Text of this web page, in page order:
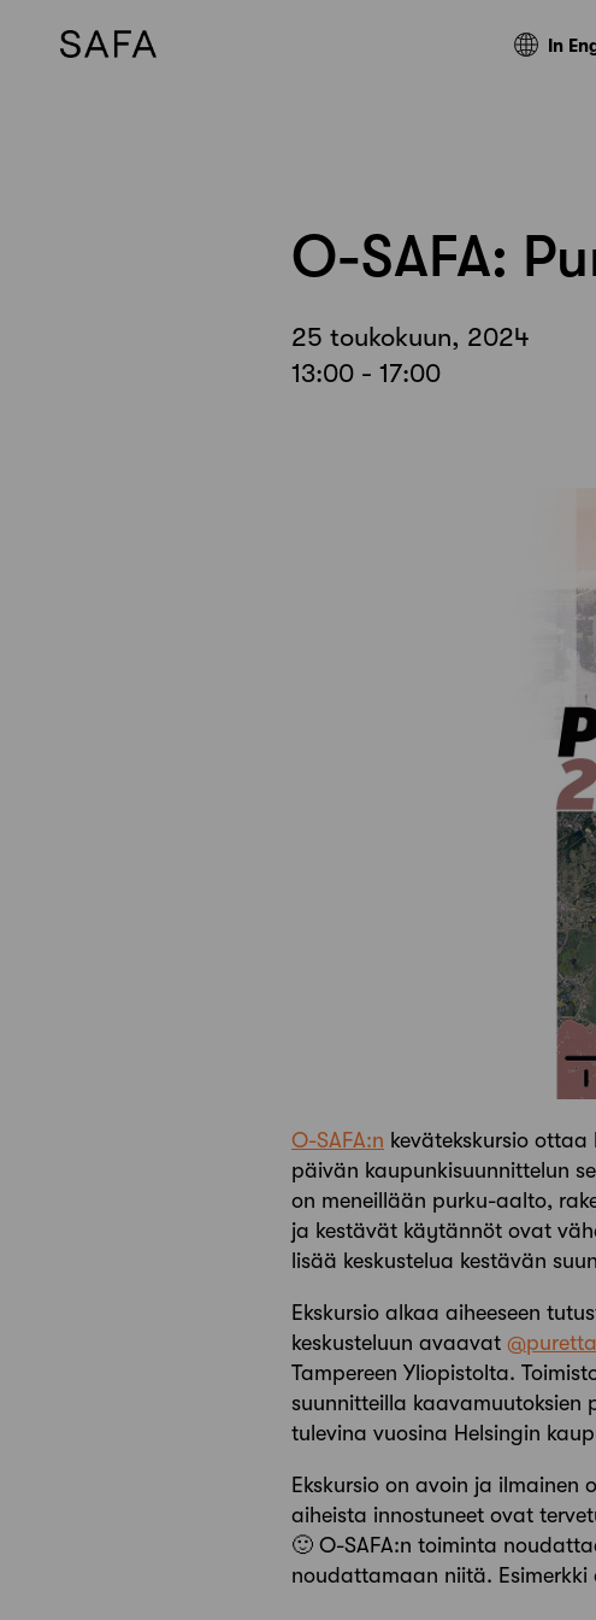
In
O-SAFA:
25 toukokuun, 2024
13:00 - 17:00
O-SAFA:n kevätekskursio
päivän kaupunkisuunnittelun
on meneillään purku-aalto,
ja kestävät käytännöt ovat
lisää keskustelua kestävän
Ekskursio alkaa aiheeseen
keskusteluun avaavat
Tampereen Yliopistolta.
suunnitteilla kaavamuutoksien
tulevina vuosina Helsingin
Ekskursio on avoin ja ilmainen
aiheista innostuneet ovat
🙂 O-SAFA:n toiminta
noudattamaan niitä. Esimerkki